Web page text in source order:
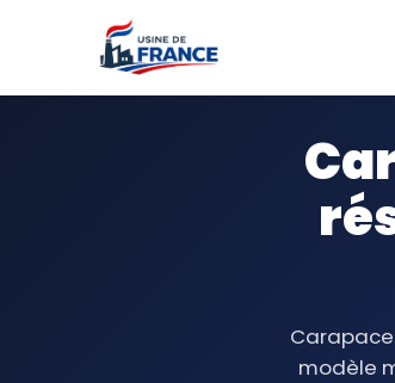
modèle